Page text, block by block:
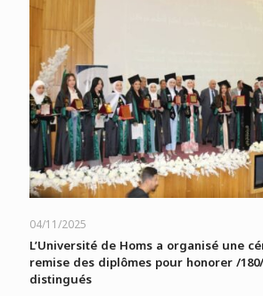
04/11/2025
L’Université de Homs a organisé une
remise des diplômes pour honorer /
distingués